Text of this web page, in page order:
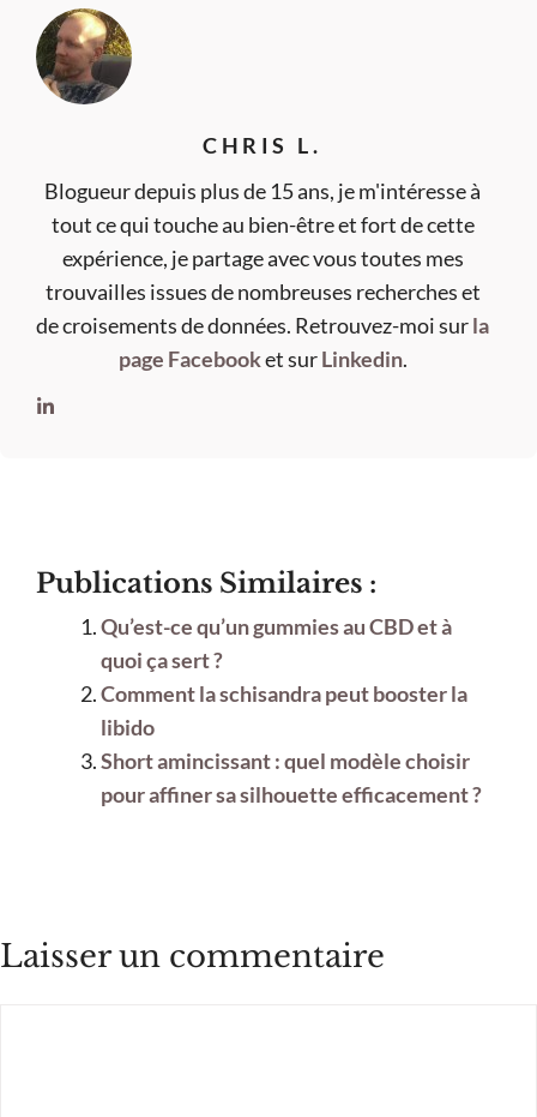
CHRIS L.
Blogueur depuis plus de 15 ans, je m'intéresse à
tout ce qui touche au bien-être et fort de cette
expérience, je partage avec vous toutes mes
trouvailles issues de nombreuses recherches et
de croisements de données. Retrouvez-moi surla
page Facebooket surLinkedin.
Publications Similaires :
Qu’est-ce qu’un gummies au CBD et à
quoi ça sert ?
Comment la schisandra peut booster la
libido
Short amincissant : quel modèle choisir
pour affiner sa silhouette efficacement ?
Laisser un commentaire